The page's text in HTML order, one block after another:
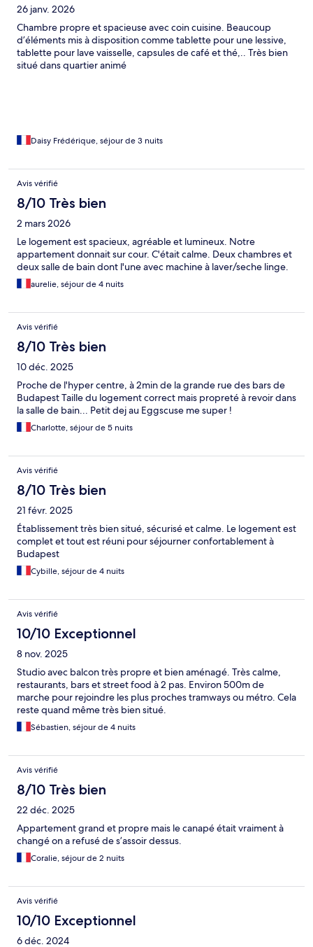
26 janv. 2026
Chambre propre et spacieuse avec coin cuisine. Beaucoup
d’éléments mis à disposition comme tablette pour une lessive,
tablette pour lave vaisselle, capsules de café et thé,.. Très bien
situé dans quartier animé
Daisy Frédérique, séjour de 3 nuits
Avis vérifié
8/10 Très bien
2 mars 2026
Le logement est spacieux, agréable et lumineux. Notre
appartement donnait sur cour. C'était calme. Deux chambres et
deux salle de bain dont l'une avec machine à laver/seche linge.
aurelie, séjour de 4 nuits
Avis vérifié
8/10 Très bien
10 déc. 2025
Proche de l'hyper centre, à 2min de la grande rue des bars de
Budapest Taille du logement correct mais propreté à revoir dans
la salle de bain... Petit dej au Eggscuse me super !
Charlotte, séjour de 5 nuits
Avis vérifié
8/10 Très bien
21 févr. 2025
Établissement très bien situé, sécurisé et calme. Le logement est
complet et tout est réuni pour séjourner confortablement à
Budapest
Cybille, séjour de 4 nuits
Avis vérifié
10/10 Exceptionnel
8 nov. 2025
Studio avec balcon très propre et bien aménagé. Très calme,
restaurants, bars et street food à 2 pas. Environ 500m de
marche pour rejoindre les plus proches tramways ou métro. Cela
reste quand même très bien situé.
Sébastien, séjour de 4 nuits
Avis vérifié
8/10 Très bien
22 déc. 2025
Appartement grand et propre mais le canapé était vraiment à
changé on a refusé de s’assoir dessus.
Coralie, séjour de 2 nuits
Avis vérifié
10/10 Exceptionnel
6 déc. 2024